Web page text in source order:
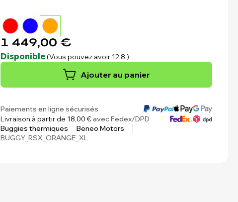
1 449,00 €
Disponible(Vous pouvez avoir 12.8.)
Ajouter au panier
Paiements en ligne sécurisés
Livraison à partir de 18,00 €avec Fedex/DPD
Buggies thermiques
Beneo Motors
BUGGY_RSX_ORANGE_XL